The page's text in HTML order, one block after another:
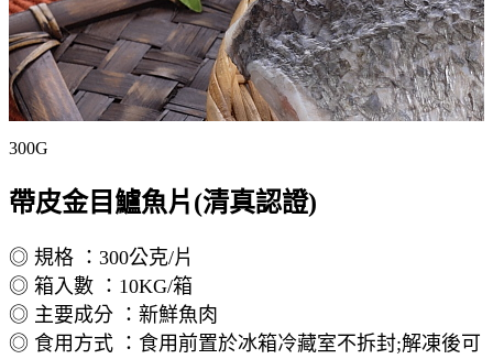
300G
帶皮金目鱸魚片(清真認證)
◎ 規格 ：300公克/片
◎ 箱入數 ：10KG/箱
◎ 主要成分 ：新鮮魚肉
◎ 食用方式 ：食用前置於冰箱冷藏室不拆封;解凍後可